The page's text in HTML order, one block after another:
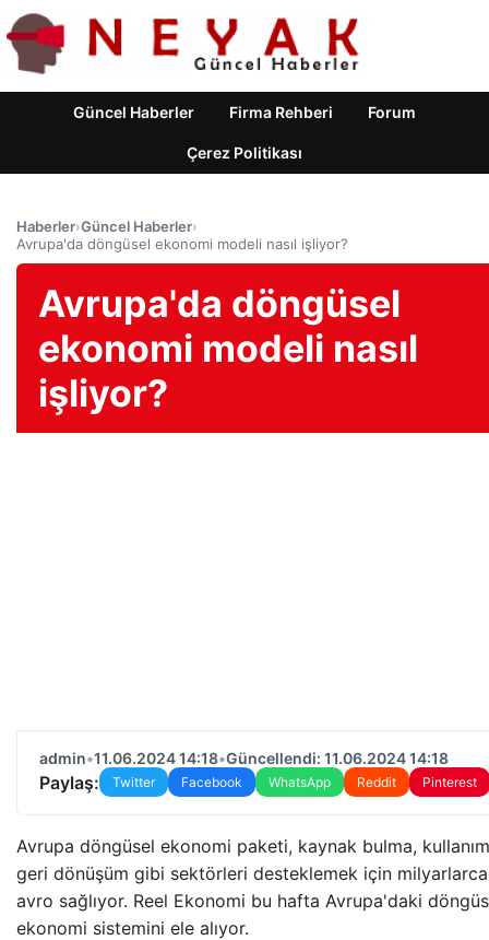
Güncel Haberler Firma Rehberi Forum
Çerez Politikası
Haberler›Güncel Haberler›
Avrupa'da döngüsel ekonomi modeli nasıl işliyor?
Avrupa'da döngüsel
ekonomi modeli nasıl
işliyor?
admin•11.06.2024 14:18•Güncellendi: 11.06.2024 14:18
Paylaş: Twitter Facebook WhatsApp Reddit Pinterest
Avrupa döngüsel ekonomi paketi, kaynak bulma,
geri dönüşüm gibi sektörleri desteklemek için milyarlarca
avro sağlıyor. Reel Ekonomi bu hafta Avrupa'daki
ekonomi sistemini ele alıyor.